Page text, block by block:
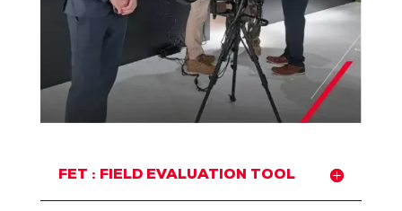
FET : FIELD EVALUATION TOOL